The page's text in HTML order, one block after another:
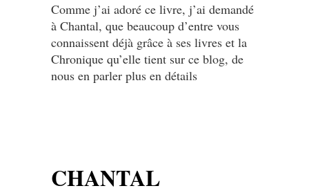
Comme j’ai adoré ce livre, j’ai demandé
à Chantal, que beaucoup d’entre vous
connaissent déjà grâce à ses livres et la
Chronique qu’elle tient sur ce blog, de
nous en parler plus en détails
CHANTAL